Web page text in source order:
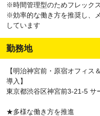
※時間管理型のためフレック
※効率的な働き方を推奨し、
しています
勤務地
【明治神宮前・原宿オフィス
導入】
東京都渋谷区神宮前3-21-5 サ
★多様な働き方を推進